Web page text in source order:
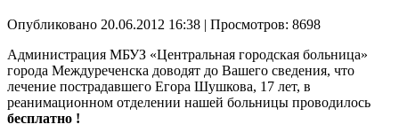
Опубликовано 20.06.2012 16:38 | Просмотров: 8698
Администрация МБУЗ «Центральная городская больница»
города Междуреченска доводят до Вашего сведения, что
лечение пострадавшего Егора Шушкова, 17 лет, в
реанимационном отделении нашей больницы проводилось
бесплатно !